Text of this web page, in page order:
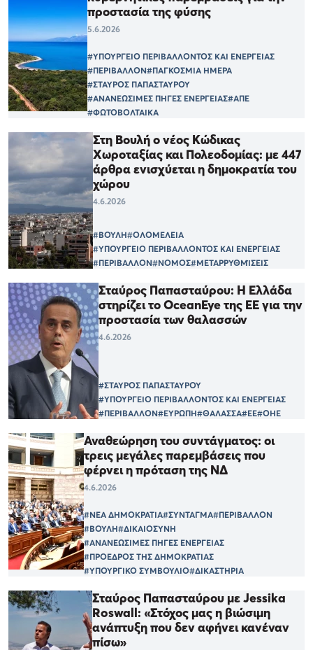
προστασία της φύσης
5.6.2026
#ΥΠΟΥΡΓΕΙΟ ΠΕΡΙΒΑΛΛΟΝΤΟΣ ΚΑΙ ΕΝΕΡΓΕΙΑΣ
#ΠΕΡΙΒΑΛΛΟΝ#ΠΑΓΚΟΣΜΙΑ ΗΜΕΡΑ
#ΣΤΑΥΡΟΣ ΠΑΠΑΣΤΑΥΡΟΥ
#ΑΝΑΝΕΩΣΙΜΕΣ ΠΗΓΕΣ ΕΝΕΡΓΕΙΑΣ#ΑΠΕ
#ΦΩΤΟΒΟΛΤΑΙΚΑ
Στη Βουλή ο νέος Κώδικας
Χωροταξίας και Πολεοδομίας: με 447
άρθρα ενισχύεται η δημοκρατία του
χώρου
4.6.2026
#ΒΟΥΛΗ#ΟΛΟΜΕΛΕΙΑ
#ΥΠΟΥΡΓΕΙΟ ΠΕΡΙΒΑΛΛΟΝΤΟΣ ΚΑΙ ΕΝΕΡΓΕΙΑΣ
#ΠΕΡΙΒΑΛΛΟΝ#ΝΟΜΟΣ#ΜΕΤΑΡΡΥΘΜΊΣΕΙΣ
Σταύρος Παπασταύρου: Η Ελλάδα
στηρίζει το OceanEye της ΕΕ για την
προστασία των θαλασσών
4.6.2026
#ΣΤΑΥΡΟΣ ΠΑΠΑΣΤΑΥΡΟΥ
#ΥΠΟΥΡΓΕΙΟ ΠΕΡΙΒΑΛΛΟΝΤΟΣ ΚΑΙ ΕΝΕΡΓΕΙΑΣ
#ΠΕΡΙΒΑΛΛΟΝ#ΕΥΡΩΠΗ#ΘΑΛΑΣΣΑ#ΕΕ#ΟΗΕ
Αναθεώρηση του συντάγματος: οι
τρεις μεγάλες παρεμβάσεις που
φέρνει η πρόταση της ΝΔ
4.6.2026
#ΝΕΑ ΔΗΜΟΚΡΑΤΙΑ#ΣΥΝΤΑΓΜΑ#ΠΕΡΙΒΑΛΛΟΝ
#ΒΟΥΛΗ#ΔΙΚΑΙΟΣΥΝΗ
#ΑΝΑΝΕΩΣΙΜΕΣ ΠΗΓΕΣ ΕΝΕΡΓΕΙΑΣ
#ΠΡΟΕΔΡΟΣ ΤΗΣ ΔΗΜΟΚΡΑΤΙΑΣ
#ΥΠΟΥΡΓΙΚΟ ΣΥΜΒΟΥΛΙΟ#ΔΙΚΑΣΤΗΡΙΑ
Σταύρος Παπασταύρου με Jessika
Roswall: «Στόχος μας η βιώσιμη
ανάπτυξη που δεν αφήνει κανέναν
πίσω»